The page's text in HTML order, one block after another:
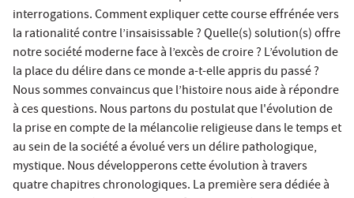
interrogations. Comment expliquer cette course effrénée vers
la rationalité contre l’insaisissable ? Quelle(s) solution(s) offre
notre société moderne face à l’excès de croire ? L’évolution de
la place du délire dans ce monde a-t-elle appris du passé ?
Nous sommes convaincus que l’histoire nous aide à répondre
à ces questions. Nous partons du postulat que l'évolution de
la prise en compte de la mélancolie religieuse dans le temps et
au sein de la société a évolué vers un délire pathologique,
mystique. Nous développerons cette évolution à travers
quatre chapitres chronologiques. La première sera dédiée à